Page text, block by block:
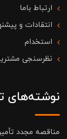
ارتباط باما
انتقادات و
استخدام
نظرسنجی
نوشته‌های
مناقصه مجدد